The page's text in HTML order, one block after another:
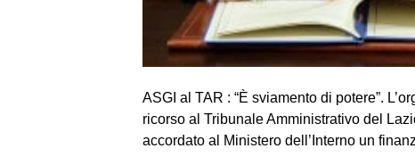
ASGI al TAR : “È sviamento di potere”.
ricorso al Tribunale Amministrativo del
accordato al Ministero dell’Interno un